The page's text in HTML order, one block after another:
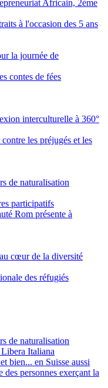
Africain, 2ème
à l'occasion des 5 ans
la journée de
contes de fées
interculturelle à 360°
les préjugés et les
de naturalisation
participatifs
Rom présente à
cœur de la diversité
des réfugiés
de naturalisation
Italiana
bien... en Suisse aussi
des personnes exerçant la